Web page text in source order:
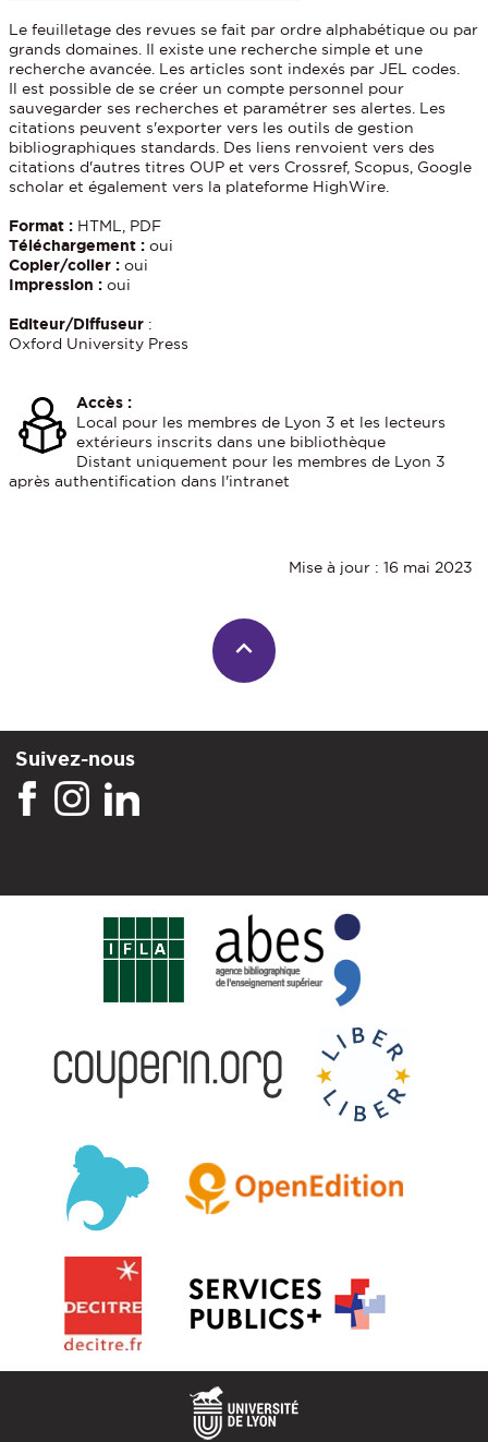
Le feuilletage des revues se fait par ordre alphabétique ou par
grands domaines. Il existe une recherche simple et une
recherche avancée. Les articles sont indexés par JEL codes.
Il est possible de se créer un compte personnel pour
sauvegarder ses recherches et paramétrer ses alertes. Les
citations peuvent s'exporter vers les outils de gestion
bibliographiques standards. Des liens renvoient vers des
citations d'autres titres OUP et vers Crossref, Scopus, Google
scholar et également vers la plateforme HighWire.
Format : HTML, PDF
Téléchargement :oui
Copier/coller :oui
Impression :oui
Editeur/Diffuseur :
Oxford University Press
Accès :
Local pour les membres de Lyon 3 et les lecteurs
extérieurs inscrits dans une bibliothèque
Distant uniquement pour les membres de Lyon 3
après authentification dans l'intranet
Mise à jour : 16 mai 2023
Suivez-nous